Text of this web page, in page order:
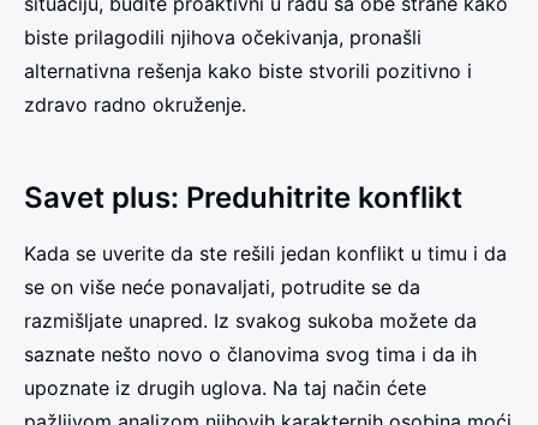
biste prilagodili njihova očekivanja, pronašli
alternativna rešenja kako biste stvorili pozitivno i
zdravo radno okruženje.
Savet plus: Preduhitrite konflikt
Kada se uverite da ste rešili jedan konflikt u timu i da
se on više neće ponavaljati, potrudite se da
razmišljate unapred. Iz svakog sukoba možete da
saznate nešto novo o članovima svog tima i da ih
upoznate iz drugih uglova. Na taj način ćete